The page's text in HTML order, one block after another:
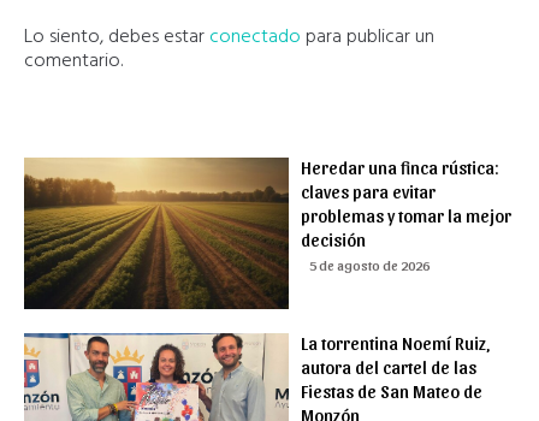
Lo siento, debes estarconectado para publicar un
comentario.
Heredar una finca rústica:
claves para evitar
problemas y tomar la mejor
decisión
5 de agosto de 2026
La torrentina Noemí Ruiz,
autora del cartel de las
Fiestas de San Mateo de
Monzón